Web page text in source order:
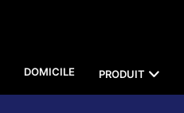
DOMICILE PRODUIT